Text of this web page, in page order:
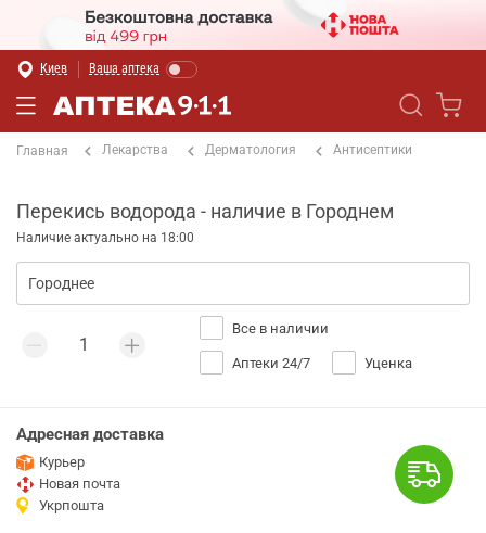
Киев Ваша аптека
Главная Лекарства Дерматология Антисептики
Перекись водорода - наличие в Городнем
Наличие актуально на 18:00
Все в наличии
Аптеки 24/7 Уценка
Адресная доставка
Курьер
Новая почта
Укрпошта